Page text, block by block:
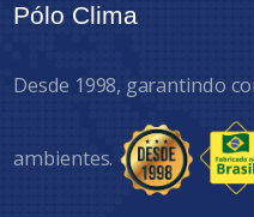
Pólo Clima
Desde 1998, garantindo
ambientes.